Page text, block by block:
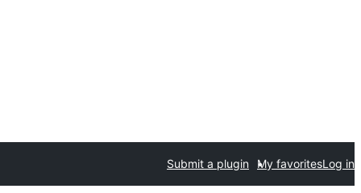
Submit a plugin My favoritesLog in